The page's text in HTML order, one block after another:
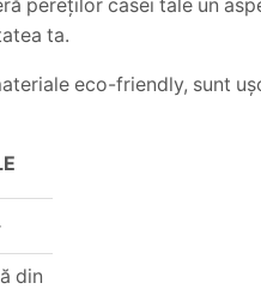
pereților casei tale un
ta.
eco-friendly, sunt
din